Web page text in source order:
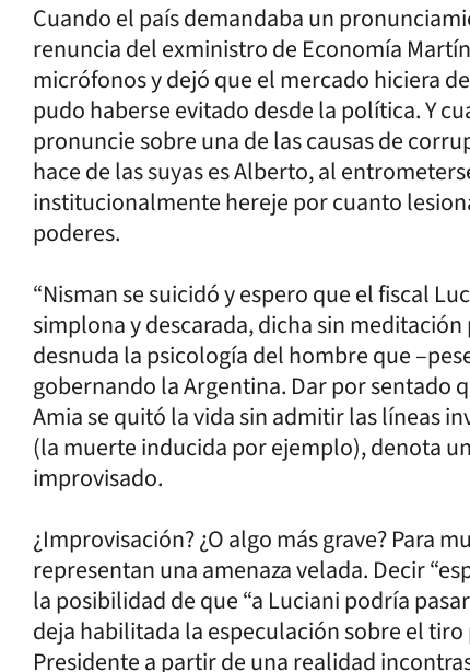
Cuando el país demandaba un
renuncia del exministro de Economía
micrófonos y dejó que el mercado hiciera
pudo haberse evitado desde la política. Y
pronuncie sobre una de las causas de
hace de las suyas es Alberto, al
institucionalmente hereje por cuanto
poderes.
“Nisman se suicidó y espero que el fiscal
simplona y descarada, dicha sin
desnuda la psicología del hombre que
gobernando la Argentina. Dar por sentado
Amia se quitó la vida sin admitir las líneas
(la muerte inducida por ejemplo), denota
improvisado.
¿Improvisación? ¿O algo más grave? Para
representan una amenaza velada. Decir
la posibilidad de que “a Luciani podría
deja habilitada la especulación sobre el
Presidente a partir de una realidad